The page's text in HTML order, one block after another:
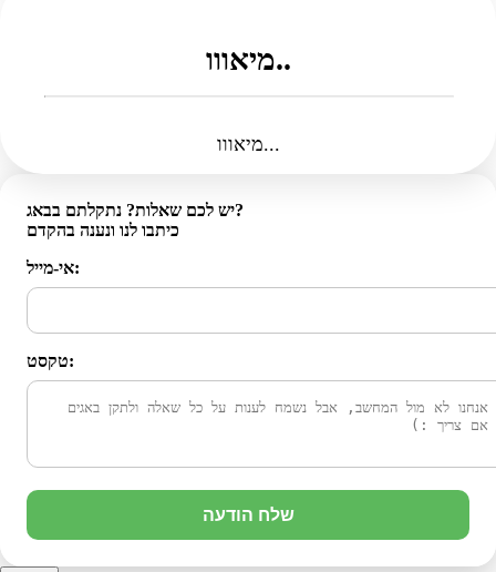
מיאווו..
מיאווו...
יש לכם שאלות? נתקלתם בבאג?
כיתבו לנו ונענה בהקדם
אי-מייל:
טקסט:
שלח הודעה